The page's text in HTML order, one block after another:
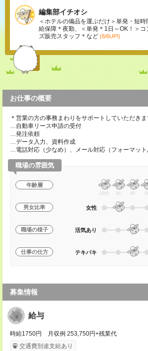
編集部イチオシ
＜ホテルの備品を運ぶだけ＞単発・短時
給保障＊夜勤、＜単発＊1日～OK！＞コ
ズ販売スタッフ＊など (8/6UP!)
お仕事の概要
＊営業の方の事務まわりをサポートしていただき
…自動車リース申請の受付
…発注依頼
…データ入力、資料作成
…電話対応（少なめ）、メール対応（フォーマット
職場の雰囲気
年齢層
20代 30 40 50
男女比率 女性
職場の様子 活気あり
仕事の仕方 テキパキ
募集情報
給与
時給1750円 月収例 253,750円+残業代
交通費別途支給あり